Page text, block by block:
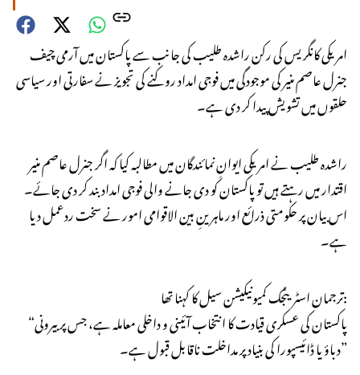
امریکی کانگریس کی رکن راشدہ طلیب کی جانب سے پاکستان میں آرمی چیف
جنرل عاصم منیر کی موجودگی میں فوجی امداد روکنے کی تجویز نے سفارتی اور سیاسی
حلقوں میں تشویش پیدا کر دی ہے۔
راشدہ طلیب نے امریکی ایوانِ نمائندگان میں مطالبہ کیا کہ اگر جنرل عاصم منیر
اقتدار میں رہتے ہیں تو پاکستان کو دی جانے والی فوجی امداد بند کر دی جائے۔
اس بیان پر حکومتی ذرائع اور ماہرینِ بین الاقوامی امور نے سخت ردعمل دیا
ہے۔
ترجمان اسٹریٹجک کمیونیکیشن سیل کا کہنا تھا:
“پاکستان کی عسکری قیادت کا انتخاب آئینی و داخلی معاملہ ہے، جس پر بیرونی
دباؤ یا ڈائیسپورا کی بنیاد پر مداخلت ناقابل قبول ہے۔”